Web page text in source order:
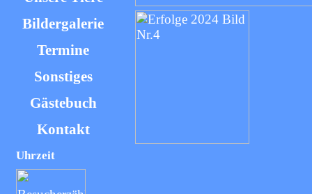
Bildergalerie
Termine
Sonstiges
Gästebuch
Kontakt
Uhrzeit